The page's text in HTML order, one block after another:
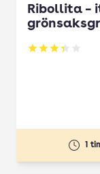
Ribollita –
Betyg: 3.38 av
1